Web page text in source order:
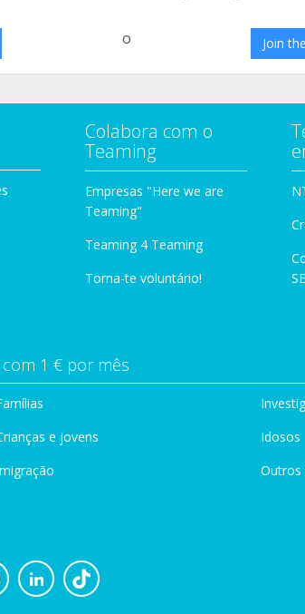
o Join
Colabora com o
Teaming
Empresas "Here we are
Teaming"
Teaming 4 Teaming
Torna-te voluntário!
1 € por mês
e jovens
Idosos
Outros